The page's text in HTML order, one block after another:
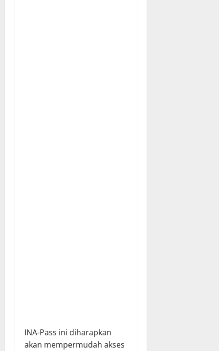
INA-Pass ini diharapkan
akan mempermudah akses